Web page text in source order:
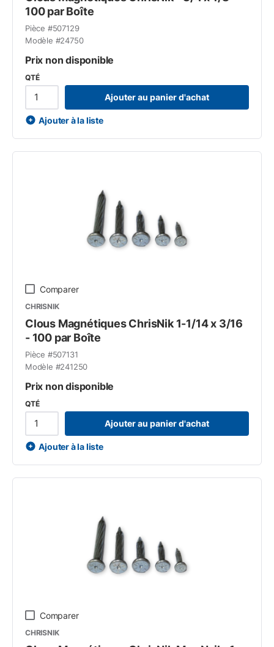
100 par Boîte
Pièce #507129
Modèle #24750
Prix non disponible
QTÉ
Ajouter au panier d'achat
Ajouter à la liste
Comparer
CHRISNIK
Clous Magnétiques ChrisNik 1-1/14 x 3/16
- 100 par Boîte
Pièce #507131
Modèle #241250
Prix non disponible
QTÉ
Ajouter au panier d'achat
Ajouter à la liste
Comparer
CHRISNIK